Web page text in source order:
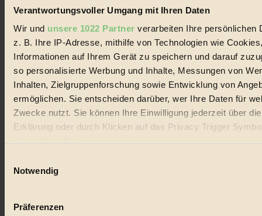
Verantwortungsvoller Umgang mit Ihren Daten
Wir und unsere 1022 Partner verarbeiten Ihre persönlichen
z. B. Ihre IP-Adresse, mithilfe von Technologien wie
Informationen auf Ihrem Gerät zu speichern und darauf
so personalisierte Werbung und Inhalte, Messungen von
Inhalten, Zielgruppenforschung sowie Entwicklung von
ermöglichen. Sie entscheiden darüber, wer Ihre Daten für
Zwecke nutzt. Sie können Ihre Einwilligung jederzeit über
Erklärung oder durch Klicken auf das Privacy Trigger
Wenn Sie es erlauben, würden wir auch gerne:
Ihr Gerät durch aktives Scannen nach bestimmten
Notwendig
Präferenzen
und Produkte, ein Leitfaden im schnell wachsenden Markt des
Handels mit Bioprodukten, des Fair-Trade sowie der Branche
alternativer Energien.
Social Media
22.601 Fans auf Facebook
3.415 Follower auf Twitter
Folge uns auf Instagram
Themen
Bio
#
Nachhaltigkeit